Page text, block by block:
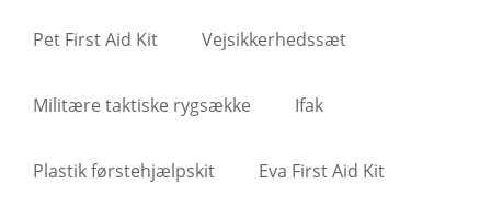
Pet First Aid Kit Vejsikkerhedssæt
Militære taktiske rygsække Ifak
Plastik førstehjælpskit Eva First Aid Kit